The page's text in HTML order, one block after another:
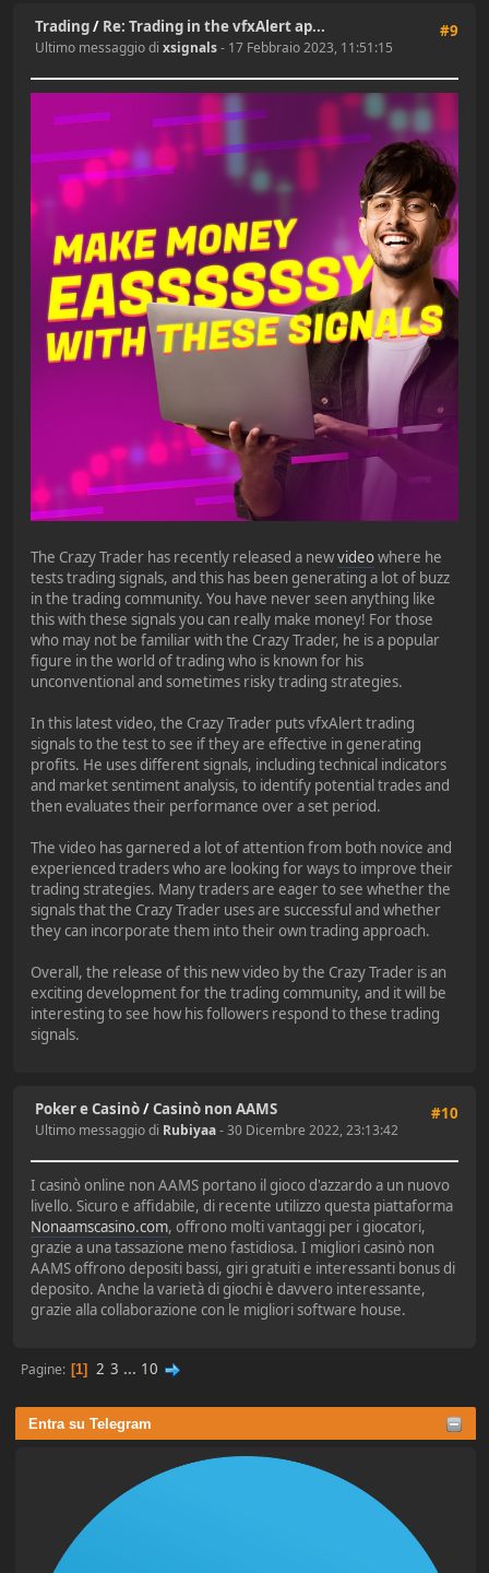
Entra su Telegram
#9
Trading/ Re: Trading in the vfxAlert ap...
Ultimo messaggio di xsignals- 17 Febbraio 2023, 11:51:15
The Crazy Trader has recently released a newvideowhere he
tests trading signals, and this has been generating a lot of buzz
in the trading community. You have never seen anything like
this with these signals you can really make money! For those
who may not be familiar with the Crazy Trader, he is a popular
figure in the world of trading who is known for his
unconventional and sometimes risky trading strategies.
In this latest video, the Crazy Trader puts vfxAlert trading
signals to the test to see if they are effective in generating
profits. He uses different signals, including technical indicators
and market sentiment analysis, to identify potential trades and
then evaluates their performance over a set period.
The video has garnered a lot of attention from both novice and
experienced traders who are looking for ways to improve their
trading strategies. Many traders are eager to see whether the
signals that the Crazy Trader uses are successful and whether
they can incorporate them into their own trading approach.
Overall, the release of this new video by the Crazy Trader is an
exciting development for the trading community, and it will be
interesting to see how his followers respond to these trading
signals.
#10
Poker e Casinò/Casinò non AAMS
Ultimo messaggio di Rubiyaa- 30 Dicembre 2022, 23:13:42
I casinò online non AAMS portano il gioco d'azzardo a un nuovo
livello. Sicuro e affidabile, di recente utilizzo questa piattaforma
Nonaamscasino.com, offrono molti vantaggi per i giocatori,
grazie a una tassazione meno fastidiosa. I migliori casinò non
AAMS offrono depositi bassi, giri gratuiti e interessanti bonus di
deposito. Anche la varietà di giochi è davvero interessante,
grazie alla collaborazione con le migliori software house.
Pagine 1 2 3 ... 10